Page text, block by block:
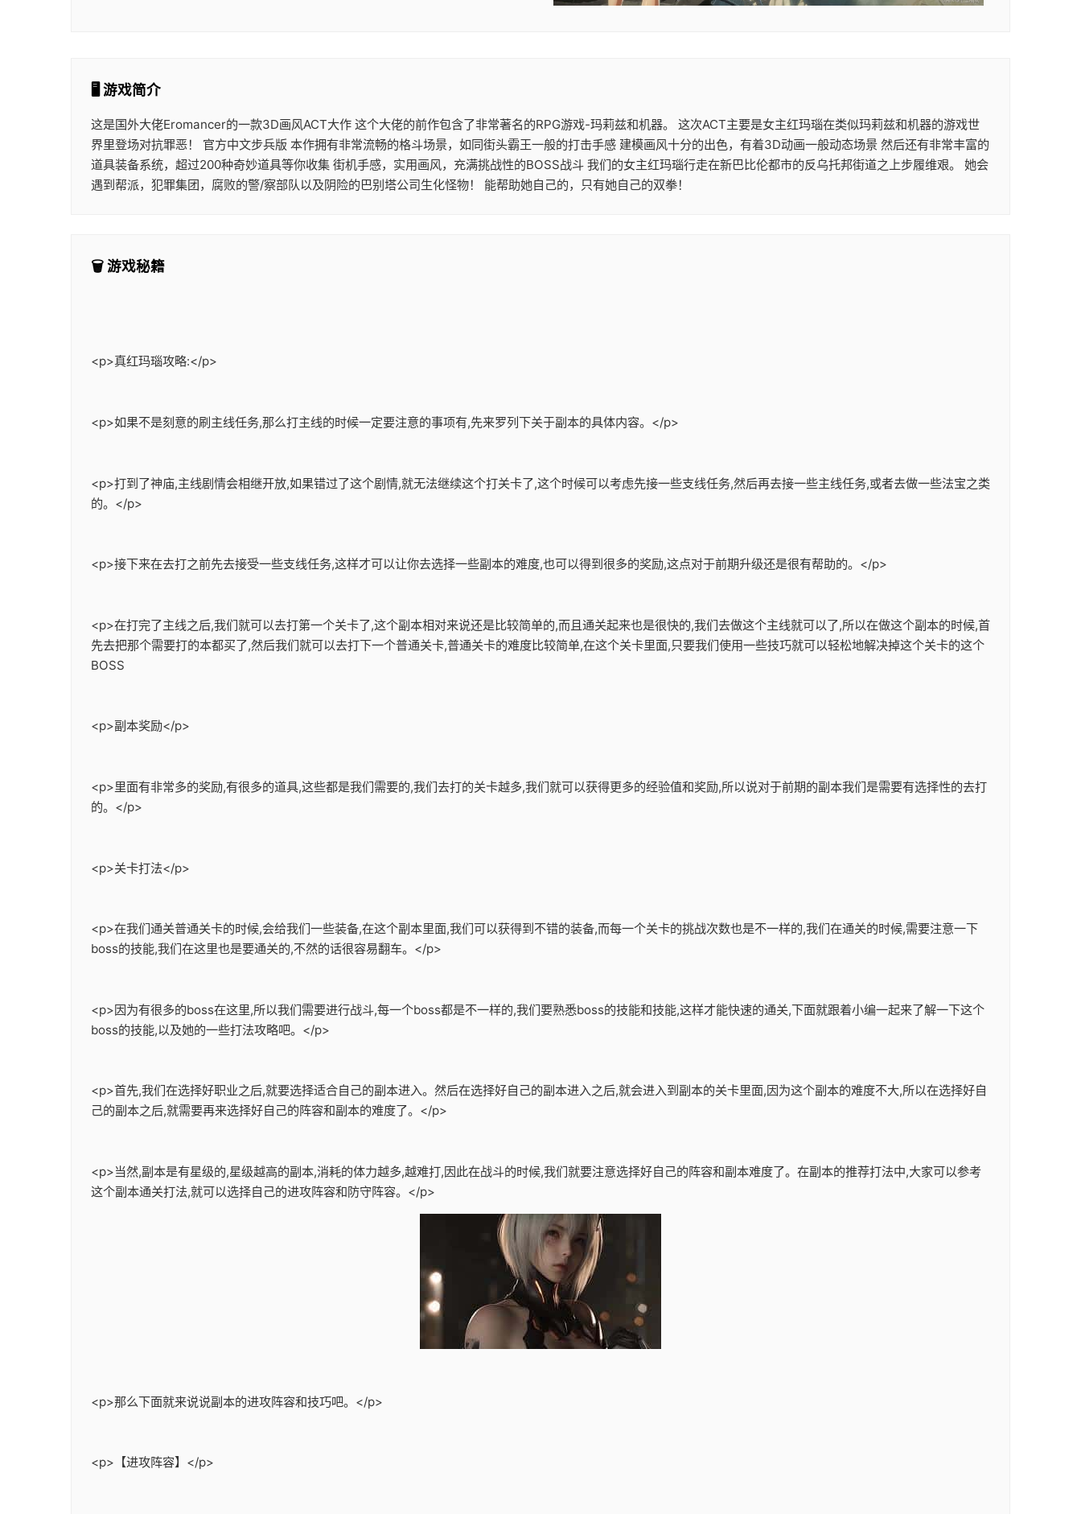
🖥️ 游戏简介
这是国外大佬Eromancer的一款3D画风ACT大作 这个大佬的前作包含了非常著名的RPG游戏-玛莉兹和机器。 这次ACT主要是女主红玛瑙在类似玛莉兹和机器的游戏世
界里登场对抗罪恶！ 官方中文步兵版 本作拥有非常流畅的格斗场景，如同街头霸王一般的打击手感 建模画风十分的出色，有着3D动画一般动态场景 然后还有非常丰富的
道具装备系统，超过200种奇妙道具等你收集 街机手感，实用画风，充满挑战性的BOSS战斗 我们的女主红玛瑙行走在新巴比伦都市的反乌托邦街道之上步履维艰。 她会
遇到帮派，犯罪集团，腐败的警/察部队以及阴险的巴别塔公司生化怪物！ 能帮助她自己的，只有她自己的双拳！
🗑️ 游戏秘籍
<p>真红玛瑙攻略:</p>
<p>如果不是刻意的刷主线任务,那么打主线的时候一定要注意的事项有,先来罗列下关于副本的具体内容。</p>
<p>打到了神庙,主线剧情会相继开放,如果错过了这个剧情,就无法继续这个打关卡了,这个时候可以考虑先接一些支线任务,然后再去接一些主线任务,或者去做一些法宝之类
的。</p>
<p>接下来在去打之前先去接受一些支线任务,这样才可以让你去选择一些副本的难度,也可以得到很多的奖励,这点对于前期升级还是很有帮助的。</p>
<p>在打完了主线之后,我们就可以去打第一个关卡了,这个副本相对来说还是比较简单的,而且通关起来也是很快的,我们去做这个主线就可以了,所以在做这个副本的时候,首
先去把那个需要打的本都买了,然后我们就可以去打下一个普通关卡,普通关卡的难度比较简单,在这个关卡里面,只要我们使用一些技巧就可以轻松地解决掉这个关卡的这个
BOSS
<p>副本奖励</p>
<p>里面有非常多的奖励,有很多的道具,这些都是我们需要的,我们去打的关卡越多,我们就可以获得更多的经验值和奖励,所以说对于前期的副本我们是需要有选择性的去打
的。</p>
<p>关卡打法</p>
<p>在我们通关普通关卡的时候,会给我们一些装备,在这个副本里面,我们可以获得到不错的装备,而每一个关卡的挑战次数也是不一样的,我们在通关的时候,需要注意一下
boss的技能,我们在这里也是要通关的,不然的话很容易翻车。</p>
<p>因为有很多的boss在这里,所以我们需要进行战斗,每一个boss都是不一样的,我们要熟悉boss的技能和技能,这样才能快速的通关,下面就跟着小编一起来了解一下这个
boss的技能,以及她的一些打法攻略吧。</p>
<p>首先,我们在选择好职业之后,就要选择适合自己的副本进入。然后在选择好自己的副本进入之后,就会进入到副本的关卡里面,因为这个副本的难度不大,所以在选择好自
己的副本之后,就需要再来选择好自己的阵容和副本的难度了。</p>
<p>当然,副本是有星级的,星级越高的副本,消耗的体力越多,越难打,因此在战斗的时候,我们就要注意选择好自己的阵容和副本难度了。在副本的推荐打法中,大家可以参考
这个副本通关打法,就可以选择自己的进攻阵容和防守阵容。</p>
<p>那么下面就来说说副本的进攻阵容和技巧吧。</p>
<p>【进攻阵容】</p>